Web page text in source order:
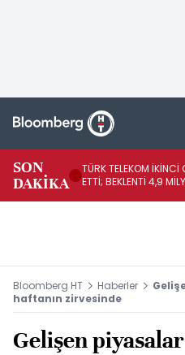
SON
DAKİKA
TÜRK TELEKOM İKİNCİ
ETTİ; BEKLENTİ 4,9
Bloomberg HT Haberler
haftanın zirvesinde
Gelişen